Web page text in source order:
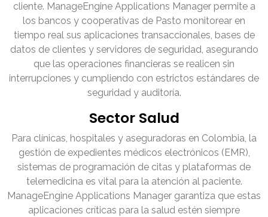
cliente. ManageEngine Applications Manager permite a
los bancos y cooperativas de Pasto monitorear en
tiempo real sus aplicaciones transaccionales, bases de
datos de clientes y servidores de seguridad, asegurando
que las operaciones financieras se realicen sin
interrupciones y cumpliendo con estrictos estándares de
seguridad y auditoría.
Sector Salud
Para clínicas, hospitales y aseguradoras en Colombia, la
gestión de expedientes médicos electrónicos (EMR),
sistemas de programación de citas y plataformas de
telemedicina es vital para la atención al paciente.
ManageEngine Applications Manager garantiza que estas
aplicaciones críticas para la salud estén siempre